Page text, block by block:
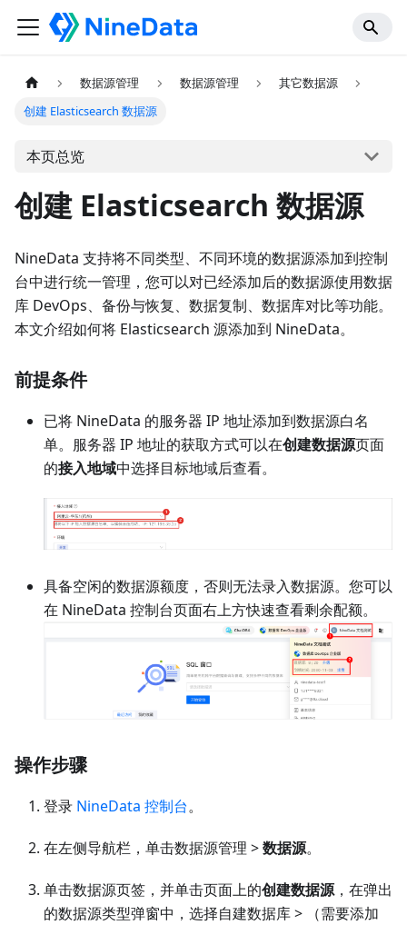
数据源管理 数据源管理
其它数据源
创建 Elasticsearch 数据源
本页总览
创建 Elasticsearch 数据源
NineData 支持将不同类型、不同环境的数据源添加到控制
台中进行统一管理，您可以对已经添加后的数据源使用数据
库 DevOps、备份与恢复、数据复制、数据库对比等功能。
本文介绍如何将 Elasticsearch 源添加到 NineData。
前提条件
已将 NineData 的服务器 IP 地址添加到数据源白名
单。服务器 IP 地址的获取方式可以在创建数据源页面
的接入地域中选择目标地域后查看。
具备空闲的数据源额度，否则无法录入数据源。您可以
在 NineData 控制台页面右上方快速查看剩余配额。
操作步骤
登录 NineData 控制台。
在左侧导航栏，单击数据源管理 >数据源。
单击数据源页签，并单击页面上的创建数据源，在弹出
的数据源类型弹窗中，选择自建数据库> （需要添加